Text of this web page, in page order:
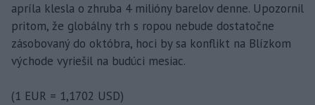
apríla klesla o zhruba 4 milióny barelov denne. Upozornil
pritom, že globálny trh s ropou nebude dostatočne
zásobovaný do októbra, hoci by sa konflikt na Blízkom
východe vyriešil na budúci mesiac.
(1 EUR = 1,1702 USD)